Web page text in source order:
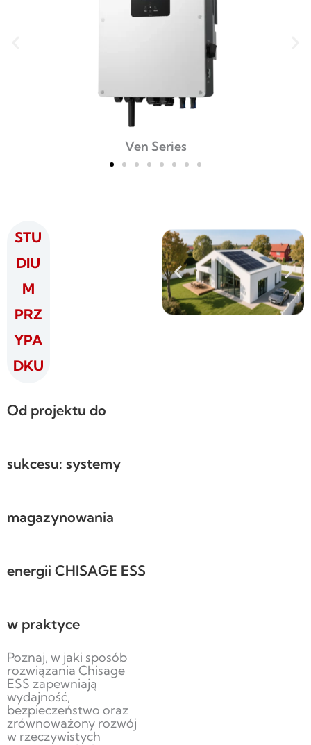
Ven Series
STU
DIU
M
PRZ
YPA
DKU
Od projektu do
sukcesu: systemy
magazynowania
energii CHISAGE ESS
w praktyce
Poznaj, w jaki sposób
rozwiązania Chisage
ESS zapewniają
wydajność,
bezpieczeństwo oraz
zrównoważony rozwój
w rzeczywistych